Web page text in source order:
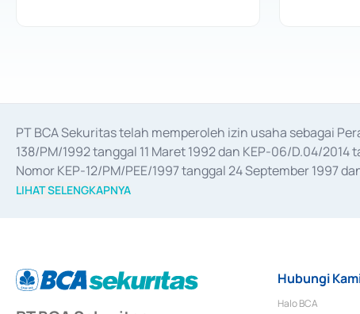
PT BCA Sekuritas telah memperoleh izin usaha sebagai
138/PM/1992 tanggal 11 Maret 1992 dan KEP-06/D.04/
Nomor KEP-12/PM/PEE/1997 tanggal 24 September 1997
merger, akuisisi, divestasi, dan
LIHAT SELENGKAPNYA
Hubungi
Halo BCA